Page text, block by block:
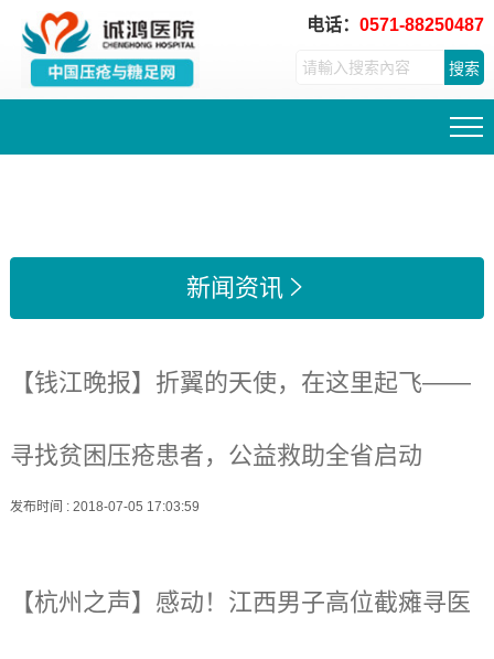
电话：0571-88250487
搜索
新闻资讯 
【钱江晚报】折翼的天使，在这里起飞——
寻找贫困压疮患者，公益救助全省启动
发布时间 : 2018-07-05 17:03:59
【杭州之声】感动！江西男子高位截瘫寻医